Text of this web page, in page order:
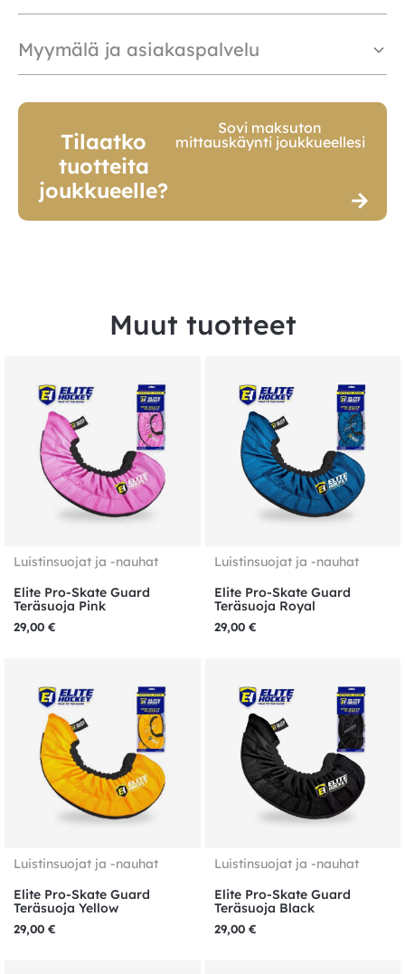
Myymälä ja asiakaspalvelu
Tilaatko
tuotteita
joukkueelle?
Sovi maksuton
mittauskäynti joukkueellesi
Muut tuotteet
Luistinsuojat ja -nauhat
Elite Pro-Skate Guard
Teräsuoja Pink
29,00 €
Luistinsuojat ja -nauhat
Elite Pro-Skate Guard
Teräsuoja Royal
29,00 €
Luistinsuojat ja -nauhat
Elite Pro-Skate Guard
Teräsuoja Yellow
29,00 €
Luistinsuojat ja -nauhat
Elite Pro-Skate Guard
Teräsuoja Black
29,00 €